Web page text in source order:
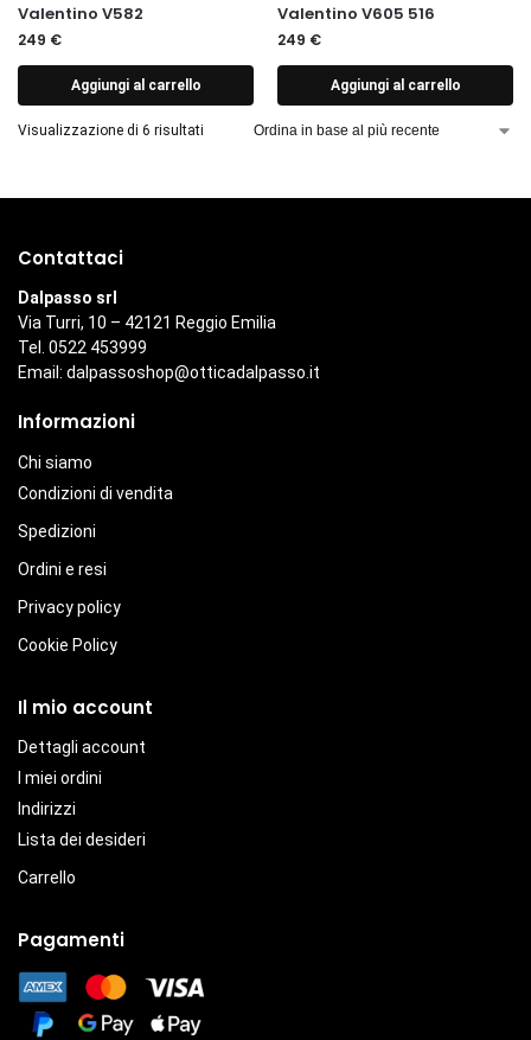
Valentino V582
249 €
Aggiungi al carrello
Valentino V605 516
249 €
Aggiungi al carrello
Visualizzazione di 6 risultati
Contattaci
Dalpasso srl
Via Turri, 10 – 42121 Reggio Emilia
Tel. 0522 453999
Email: dalpassoshop@otticadalpasso.it
Informazioni
Chi siamo
Condizioni di vendita
Spedizioni
Ordini e resi
Privacy policy
Cookie Policy
Il mio account
Dettagli account
I miei ordini
Indirizzi
Lista dei desideri
Carrello
Pagamenti